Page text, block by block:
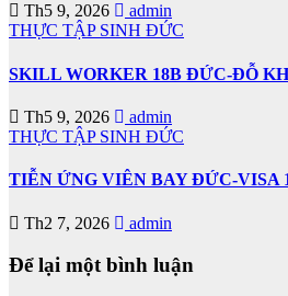
Th5 9, 2026
admin
THỰC TẬP SINH ĐỨC
SKILL WORKER 18B ĐỨC-ĐỖ
Th5 9, 2026
admin
THỰC TẬP SINH ĐỨC
TIỄN ỨNG VIÊN BAY ĐỨC-VISA
Th2 7, 2026 admin
Để lại một bình luận